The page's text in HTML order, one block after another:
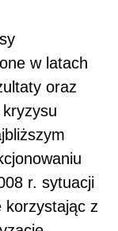
w latach
oraz
r. sytuacji
korzystając z